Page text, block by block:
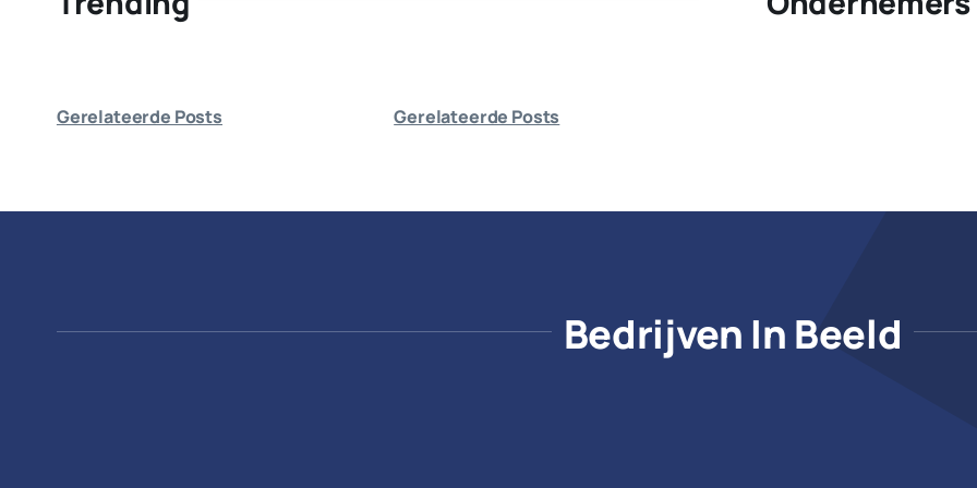
Gerelateerde Posts Gerelateerde Posts
Bedrijven In Beeld